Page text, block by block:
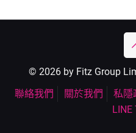
© 2026 by Fitz Group
聯絡我們
關於我們 私隱
LINE